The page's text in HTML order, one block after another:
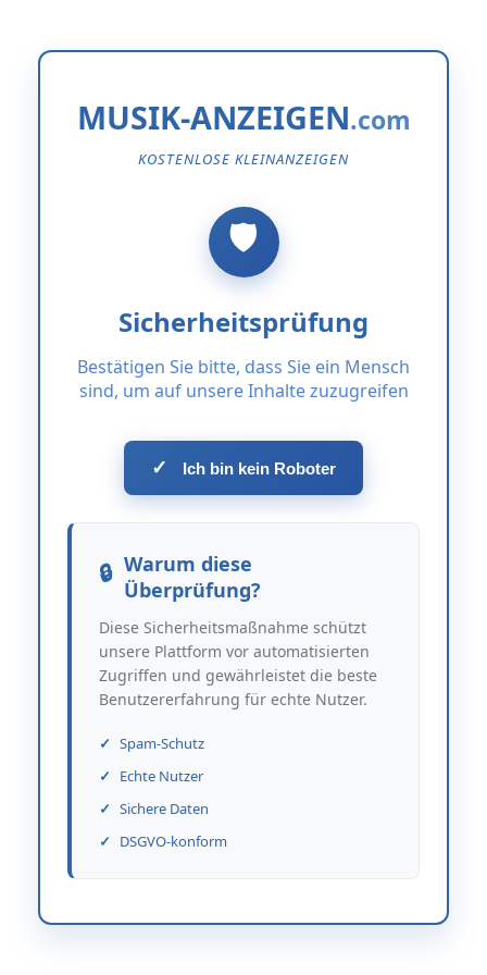
MUSIK-ANZEIGEN
KOSTENLOSE KLEINANZEIGEN
Sicherheitsprüfung
Bestätigen Sie bitte, dass Sie ein Mensch
sind, um auf unsere Inhalte zuzugreifen
✓ Ich bin kein Roboter
Warum diese
Überprüfung?
Diese Sicherheitsmaßnahme schützt
unsere Plattform vor automatisierten
Zugriffen und gewährleistet die beste
Benutzererfahrung für echte Nutzer.
Spam-Schutz
Echte Nutzer
Sichere Daten
DSGVO-konform